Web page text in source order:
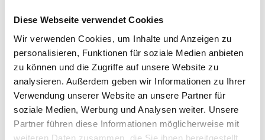
Diese Webseite verwendet Cookies
Wir verwenden Cookies, um Inhalte und Anzeigen zu
personalisieren, Funktionen für soziale Medien anbieten
zu können und die Zugriffe auf unsere Website zu
analysieren. Außerdem geben wir Informationen zu Ihrer
Verwendung unserer Website an unsere Partner für
soziale Medien, Werbung und Analysen weiter. Unsere
Partner führen diese Informationen möglicherweise mit
weiteren Daten zusammen, die Sie ihnen bereitgestellt
Ansprechpartner
Sven Weihe
Telefon: 0571 597 265 17
Telefax: 0571 870 490 05
weihe@wb-immobilien.de